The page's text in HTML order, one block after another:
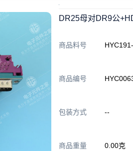
DR25母对DR9公
商品料号
商品编号
包装方式 --
商品重量 0.00克